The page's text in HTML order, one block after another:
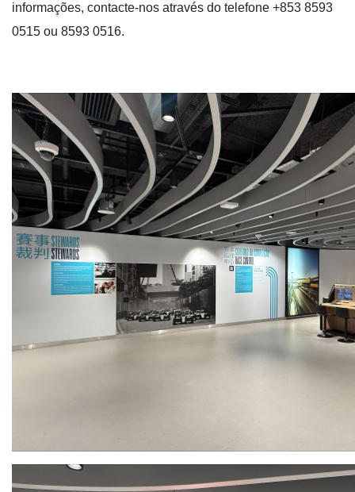
informações, contacte-nos através do telefone +853 8593
0515 ou 8593 0516.